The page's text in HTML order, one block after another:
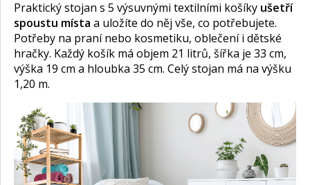
Praktický stojan s 5 výsuvnými textilními košíky ušetří
spoustu místa a uložíte do něj vše, co potřebujete.
Potřeby na praní nebo kosmetiku, oblečení i dětské
hračky. Každý košík má objem 21 litrů, šířka je 33 cm,
výška 19 cm a hloubka 35 cm. Celý stojan má na výšku
1,20 m.